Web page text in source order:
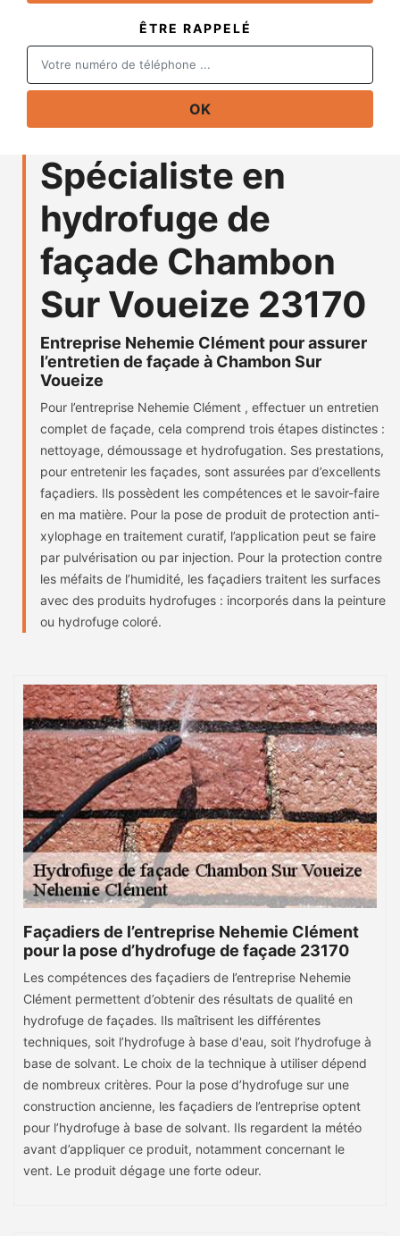
ÊTRE RAPPELÉ
Spécialiste en
hydrofuge de
façade Chambon
Sur Voueize 23170
Entreprise Nehemie Clément pour assurer
l’entretien de façade à Chambon Sur
Voueize
Pour l’entreprise Nehemie Clément , effectuer un entretien
complet de façade, cela comprend trois étapes distinctes :
nettoyage, démoussage et hydrofugation. Ses prestations,
pour entretenir les façades, sont assurées par d’excellents
façadiers. Ils possèdent les compétences et le savoir-faire
en ma matière. Pour la pose de produit de protection anti-
xylophage en traitement curatif, l’application peut se faire
par pulvérisation ou par injection. Pour la protection contre
les méfaits de l’humidité, les façadiers traitent les surfaces
avec des produits hydrofuges : incorporés dans la peinture
ou hydrofuge coloré.
Façadiers de l’entreprise Nehemie Clément
pour la pose d’hydrofuge de façade 23170
Les compétences des façadiers de l’entreprise Nehemie
Clément permettent d’obtenir des résultats de qualité en
hydrofuge de façades. Ils maîtrisent les différentes
techniques, soit l’hydrofuge à base d'eau, soit l’hydrofuge à
base de solvant. Le choix de la technique à utiliser dépend
de nombreux critères. Pour la pose d’hydrofuge sur une
construction ancienne, les façadiers de l’entreprise optent
pour l’hydrofuge à base de solvant. Ils regardent la météo
avant d’appliquer ce produit, notamment concernant le
vent. Le produit dégage une forte odeur.